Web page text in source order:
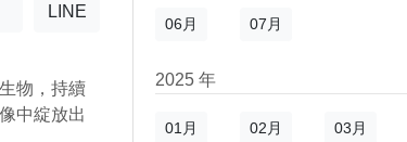
另開新視窗)
至噗浪(另開新視窗)
LINE
物，持續
中綻放出
06月 07月
2025 年
01月 02月 03月